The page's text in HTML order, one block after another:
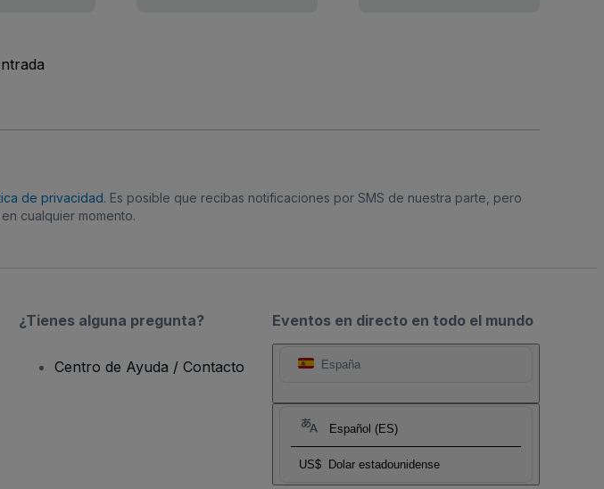
de privacidad. Es posible que recibas notificaciones por SMS de nuestra parte, pero
cualquier momento.
Eventos en directo en todo el mundo
España
Español (ES)
US$ Dolar estadounidense
¿Tienes alguna pregunta?
Centro de Ayuda / Contacto